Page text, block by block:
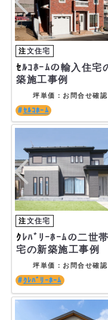
ｾﾙｺﾎｰﾑの輸入住宅の新
築施工事例
坪単価：お問合せ確認
ｾﾙｺﾎｰﾑ
ｸﾚﾊﾞﾘｰﾎｰﾑの二世帯住
宅の新築施工事例
坪単価：お問合せ確認
ｸﾚﾊﾞﾘｰﾎｰﾑ